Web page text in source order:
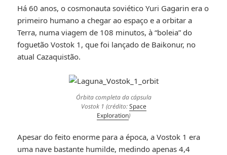
Há 60 anos, o cosmonauta soviético Yuri Gagarin era o
primeiro humano a chegar ao espaço e a orbitar a
Terra, numa viagem de 108 minutos, à “boleia” do
foguetão Vostok 1, que foi lançado de Baikonur, no
atual Cazaquistão.
Órbita completa da cápsula
Vostok 1 (crédito:Space
Exploration)
Apesar do feito enorme para a época, a Vostok 1 era
uma nave bastante humilde, medindo apenas 4,4